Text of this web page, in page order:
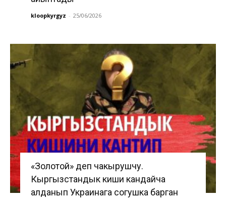
kloopkyrgyz - 25/06/2026
«Золотой» деп чакырушчу.
Кыргызстандык киши кандайча
алданып Украинага согушка барган